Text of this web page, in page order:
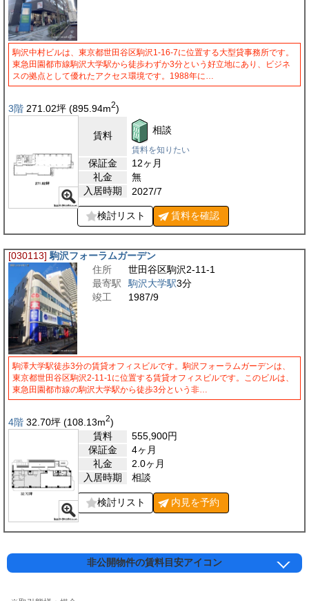
駒沢中村ビルは、東京都世田谷区駒沢1-16-7に位置する大型貸事務所です。
東急田園都市線駒沢大学駅から徒歩わずか3分という好立地にあり、ビジネ
スの拠点として優れたアクセス環境です。1988年に…
3階 271.02坪 (895.94m2)
賃料 相談
賃料を知りたい
保証金
12ヶ月
礼金
無
入居時期
2027/7
検討リスト 賃料を確認
[030113] 駒沢フォーラムガーデン
住所
世田谷区駒沢2-11-1
最寄駅
駒沢大学駅3分
竣工
1987/9
駒澤大学駅徒歩3分の賃貸オフィスビルです。駒沢フォーラムガーデンは、
東京都世田谷区駒沢2-11-1に位置する賃貸オフィスビルです。このビルは、
東急田園都市線の駒沢大学駅から徒歩3分という非…
4階 32.70坪 (108.13m2)
賃料
555,900円
保証金
4ヶ月
礼金
2.0ヶ月
入居時期
相談
検討リスト 内見を予約
非公開物件の賃料目安アイコン